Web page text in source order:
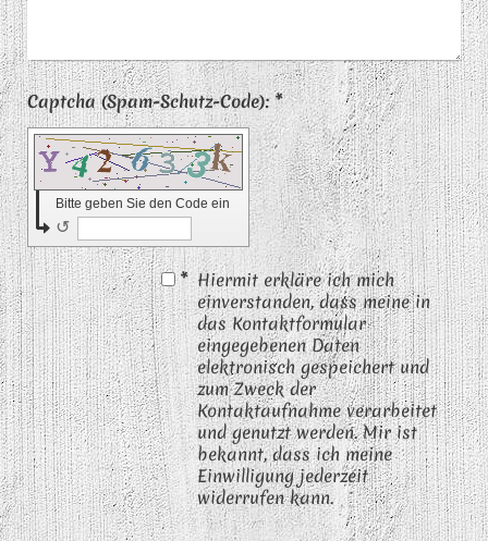
Captcha (Spam-Schutz-Code): *
Bitte geben Sie den Code ein
↺
* Hiermit erkläre ich mich
einverstanden, dass meine in
das Kontaktformular
eingegebenen Daten
elektronisch gespeichert und
zum Zweck der
Kontaktaufnahme verarbeitet
und genutzt werden. Mir ist
bekannt, dass ich meine
Einwilligung jederzeit
widerrufen kann.